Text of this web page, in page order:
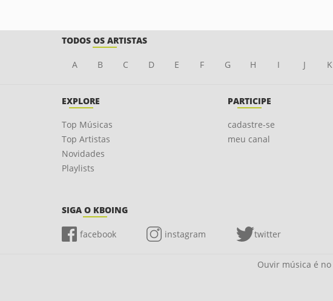
TODOS OS ARTISTAS
A B C D E F G H I J K
EXPLORE
Top Músicas
Top Artistas
Novidades
Playlists
PARTICIPE
cadastre-se
meu canal
SIGA O KBOING
facebook instagram twitter
Ouvir música é no